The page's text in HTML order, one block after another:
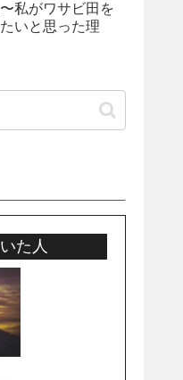
私がワサビ田を
いと思った理
た人